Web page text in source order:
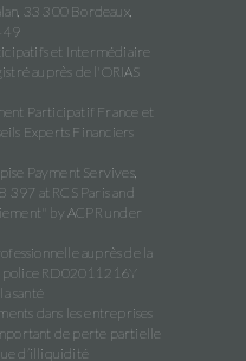
33 300 Bordeaux,
et Intermédiaire
auprès de l'ORIAS
Participatif France et
Experts Financiers
Payment Servives,
at RCS Paris and
by ACPR under
auprès de la
police RD02011216Y
santé
dans les entreprises
de perte partielle
d’illiquidité